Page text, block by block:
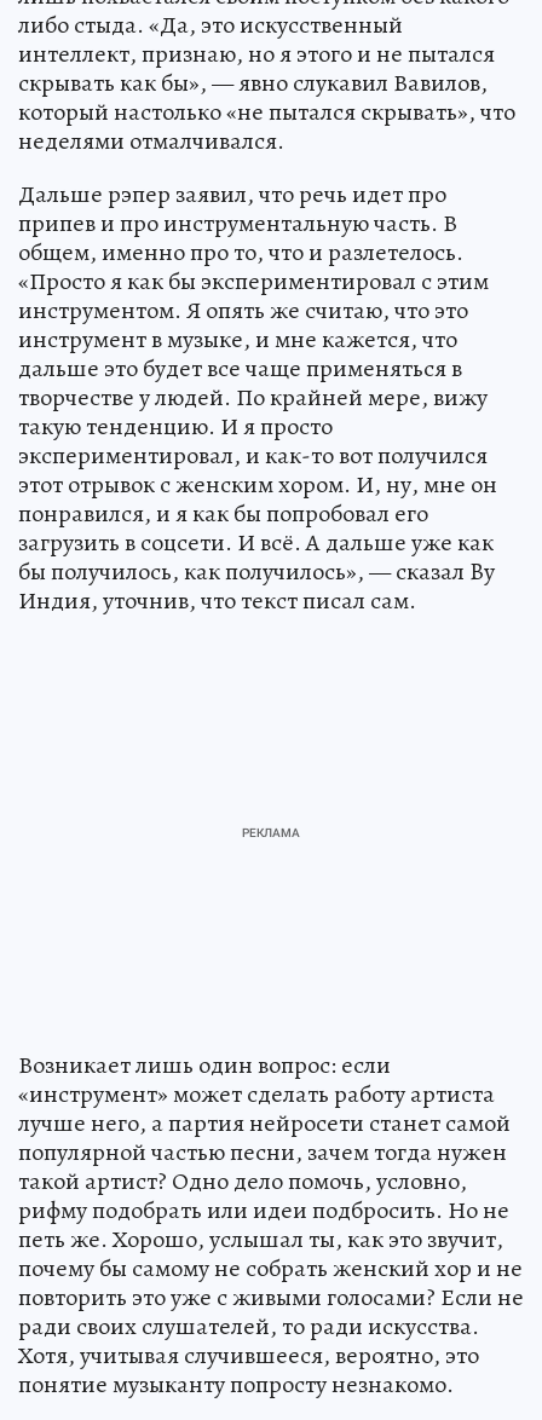
либо стыда. «Да, это искусственный
интеллект, признаю, но я этого и не пытался
скрывать как бы», — явно слукавил Вавилов,
который настолько «не пытался скрывать», что
неделями отмалчивался.
Дальше рэпер заявил, что речь идет про
припев и про инструментальную часть. В
общем, именно про то, что и разлетелось.
«Просто я как бы экспериментировал с этим
инструментом. Я опять же считаю, что это
инструмент в музыке, и мне кажется, что
дальше это будет все чаще применяться в
творчестве у людей. По крайней мере, вижу
такую тенденцию. И я просто
экспериментировал, и как-то вот получился
этот отрывок с женским хором. И, ну, мне он
понравился, и я как бы попробовал его
загрузить в соцсети. И всё. А дальше уже как
бы получилось, как получилось», — сказал By
Индия, уточнив, что текст писал сам.
Возникает лишь один вопрос: если
«инструмент» может сделать работу артиста
лучше него, а партия нейросети станет самой
популярной частью песни, зачем тогда нужен
такой артист? Одно дело помочь, условно,
рифму подобрать или идеи подбросить. Но не
петь же. Хорошо, услышал ты, как это звучит,
почему бы самому не собрать женский хор и не
повторить это уже с живыми голосами? Если не
ради своих слушателей, то ради искусства.
Хотя, учитывая случившееся, вероятно, это
понятие музыканту попросту незнакомо.